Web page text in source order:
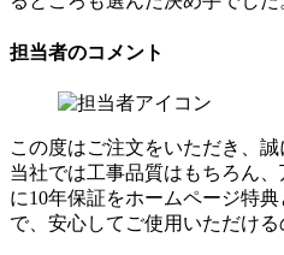
担当者のコメント
この度はご注文をいただき、
当社では工事品質はもちろん
に10年保証をホームページ特
で、安心してご使用いただける